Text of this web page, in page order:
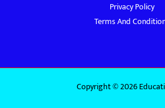
Privacy Policy
Terms And
Copyright © 2026